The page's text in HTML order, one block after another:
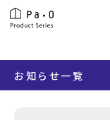
お知らせ一覧